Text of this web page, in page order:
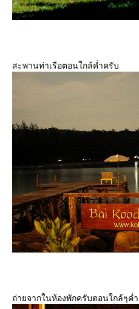
สะพานท่าเรือตอนใกล้ค่ำครับ
ถ่ายจากในห้องพักครับตอนใกล้ๆค่ำ